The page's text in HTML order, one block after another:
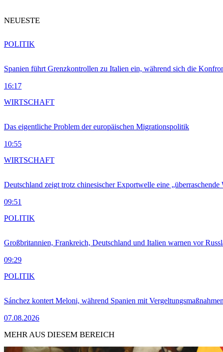
NEUESTE
Spanien führt Grenzkontrollen zu Italien ein, während sich die
16:17
POLITIK
Das eigentliche Problem der europäischen Migrationspolitik
10:55
WIRTSCHAFT
Deutschland zeigt trotz chinesischer Exportwelle eine „überraschende
09:51
WIRTSCHAFT
Großbritannien, Frankreich, Deutschland und Italien warnen vor
09:29
POLITIK
Sánchez kontert Meloni, während Spanien mit
07.08.2026
POLITIK
MEHR AUS DIESEM BEREICH